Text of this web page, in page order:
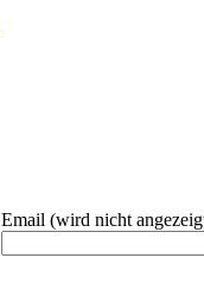
Email (wird nicht